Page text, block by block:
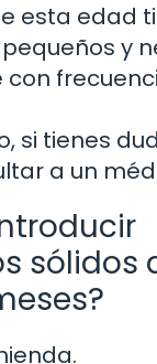
esta edad
y
si tienes
a un
sólidos